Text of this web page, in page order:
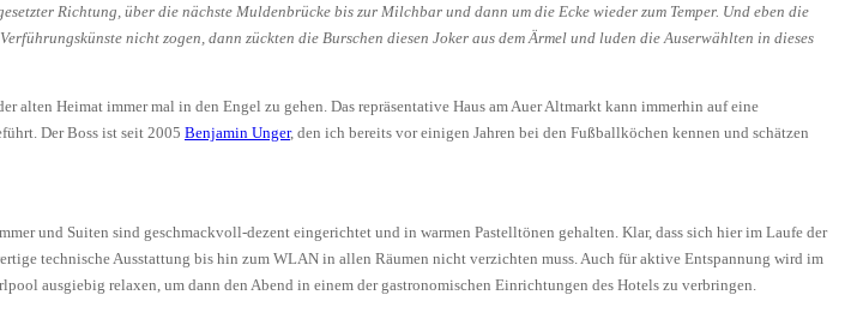
Richtung, über die nächste Muldenbrücke bis zur Milchbar und dann um die Ecke wieder zum Temper. Und eben die
nicht zogen, dann zückten die Burschen diesen Joker aus dem Ärmel und luden die Auserwählten in dieses
alten Heimat immer mal in den Engel zu gehen. Das repräsentative Haus am Auer Altmarkt kann immerhin auf eine
Der Boss ist seit 2005 Benjamin Unger, den ich bereits vor einigen Jahren bei den Fußballköchen kennen und schätzen
und Suiten sind geschmackvoll-dezent eingerichtet und in warmen Pastelltönen gehalten. Klar, dass sich hier im Laufe der
technische Ausstattung bis hin zum WLAN in allen Räumen nicht verzichten muss. Auch für aktive Entspannung wird im
ausgiebig relaxen, um dann den Abend in einem der gastronomischen Einrichtungen des Hotels zu verbringen.